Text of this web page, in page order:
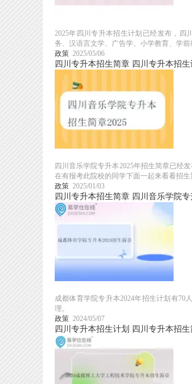
2025年四川专升本招生计划已经发布，四
务、汉语言文学、广告学、小学教育、学前
政策 2025/05/06
四川专升本招生简章 四川专升本招生
四川音乐学院专升本2025年招生简章已经
在有报考此院校的同学下面一起来看看招生
政策 2025/01/03
四川专升本招生简章 四川音乐学院专
成都体育学院专升本2024年招生计划有
理。
政策 2024/05/07
四川专升本招生计划 四川专升本招生